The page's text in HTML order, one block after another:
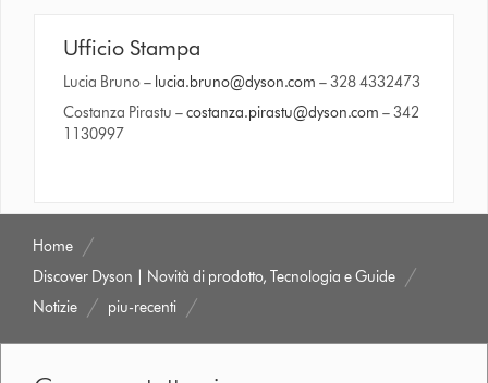
Ufficio Stampa
Lucia Bruno – lucia.bruno@dyson.com – 328 4332473
Costanza Pirastu –costanza.pirastu@dyson.com – 342
1130997
Home
Discover Dyson | Novità di prodotto, Tecnologia e Guide
Notizie
piu-recenti